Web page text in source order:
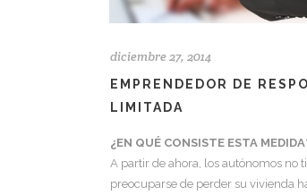
diciembre 27, 2014
EMPRENDEDOR DE
LIMITADA
¿EN QUÉ CONSISTE ESTA
A partir de ahora, los autónomos no
preocuparse de perder su vivienda